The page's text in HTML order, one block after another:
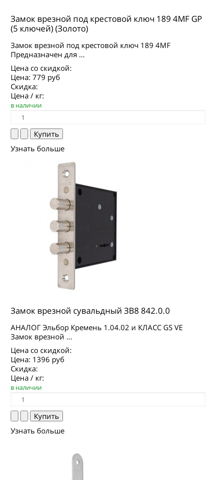
Замок врезной под крестовой ключ 189 4MF GP
(5 ключей) (Золото)
Замок врезной под крестовой ключ 189 4MF
Предназначен для ...
Цена со скидкой:
Цена:779 руб
Скидка:
Цена / кг:
в наличии
Узнать больше
Замок врезной сувальдный ЗВ8 842.0.0
АНАЛОГ Эльбор Кремень 1.04.02 и КЛАСС GS VE
Замок врезной ...
Цена со скидкой:
Цена: 1396 руб
Скидка:
Цена / кг:
в наличии
Узнать больше